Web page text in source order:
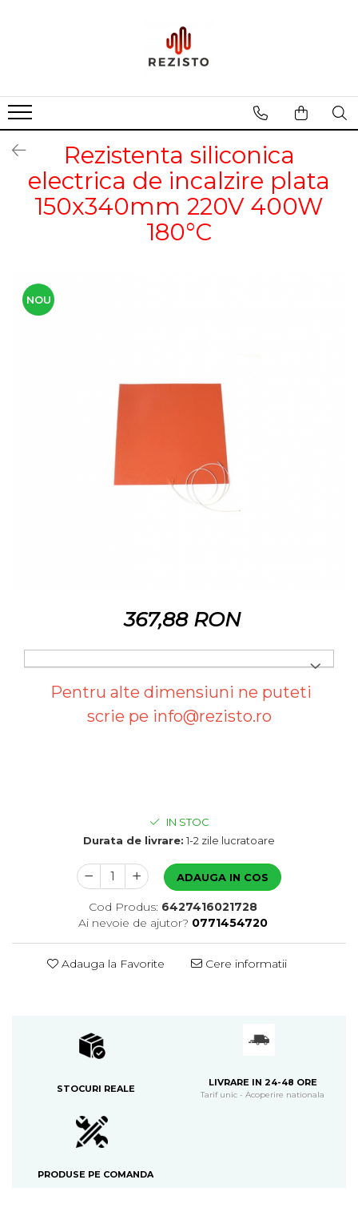
Rezistente cu profil special
Rezistente aero convectie
Rezistente panou solar
Rezistenta siliconica
electrica de incalzire plata
150x340mm 220V 400W
180°C
NOU
367,88 RON
Pentru alte dimensiuni ne puteti
scrie pe info@rezisto.ro
IN STOC
Durata de livrare: 1-2 zile lucratoare
ADAUGA IN COS
Cod Produs: 6427416021728
Ai nevoie de ajutor? 0771454720
Adauga la Favorite Cere informatii
STOCURI REALE
LIVRARE IN 24-48 ORE
Tarif unic - Acoperire nationala
PRODUSE PE COMANDA